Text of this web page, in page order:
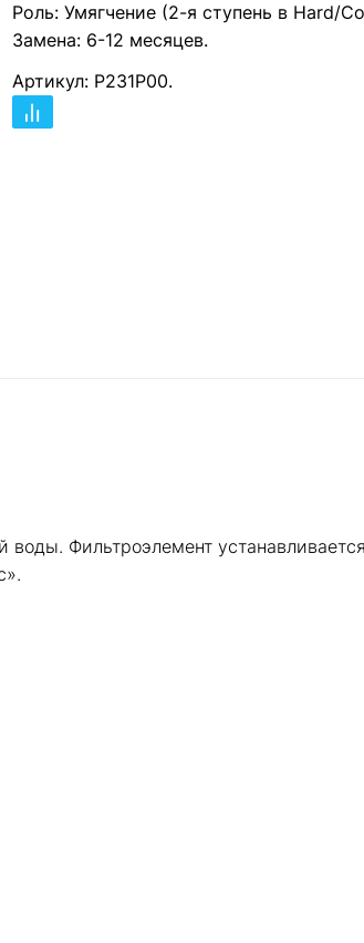
Роль: Умягчение (2-я ступень в Hard/
Замена: 6-12 месяцев.
Артикул: Р231Р00.
Фильтроэлемент